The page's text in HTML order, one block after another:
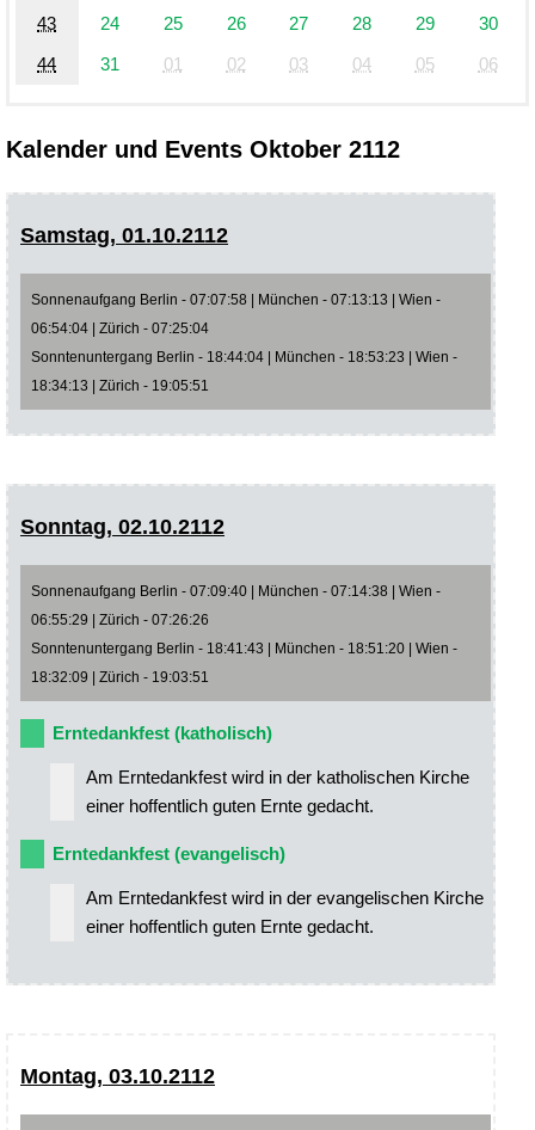
43
24 25 26 27 28 29
30
44
31 01 02 03 04 05 06
Kalender und Events Oktober 2112
Samstag, 01.10.2112
Sonnenaufgang Berlin - 07:07:58 | München - 07:13:13 | Wien -
06:54:04 | Zürich - 07:25:04
Sonntenuntergang Berlin - 18:44:04 | München - 18:53:23 | Wien -
18:34:13 | Zürich - 19:05:51
Sonntag, 02.10.2112
Sonnenaufgang Berlin - 07:09:40 | München - 07:14:38 | Wien -
06:55:29 | Zürich - 07:26:26
Sonntenuntergang Berlin - 18:41:43 | München - 18:51:20 | Wien -
18:32:09 | Zürich - 19:03:51
Erntedankfest (katholisch)
Am Erntedankfest wird in der katholischen Kirche
einer hoffentlich guten Ernte gedacht.
Erntedankfest (evangelisch)
Am Erntedankfest wird in der evangelischen Kirche
einer hoffentlich guten Ernte gedacht.
Montag, 03.10.2112